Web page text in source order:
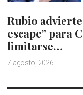
Rubio
escape” para
limitarse…
7 agosto, 2026